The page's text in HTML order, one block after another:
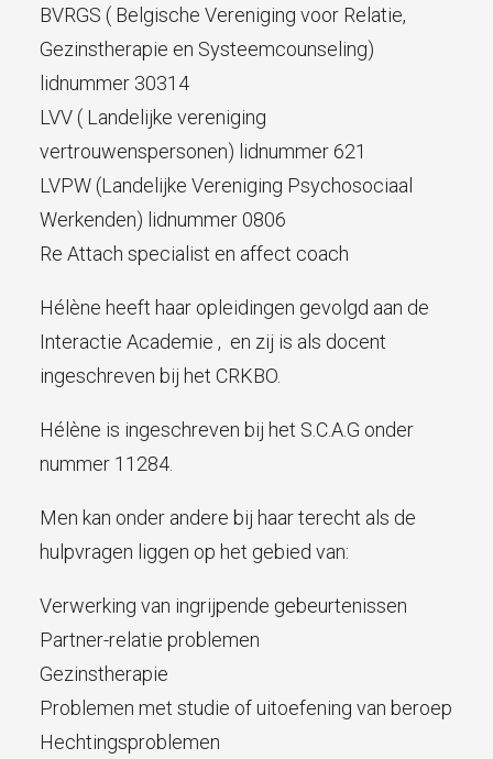
BVRGS ( Belgische Vereniging voor Relatie,
Gezinstherapie en Systeemcounseling)
lidnummer 30314
LVV ( Landelijke vereniging
vertrouwenspersonen) lidnummer 621
LVPW (Landelijke Vereniging Psychosociaal
Werkenden) lidnummer 0806
Re Attach specialist en affect coach
Hélène heeft haar opleidingen gevolgd aan de
Interactie Academie , en zij is als docent
ingeschreven bij het CRKBO.
Hélène is ingeschreven bij het S.C.A.G onder
nummer 11284.
Men kan onder andere bij haar terecht als de
hulpvragen liggen op het gebied van:
Verwerking van ingrijpende gebeurtenissen
Partner-relatie problemen
Gezinstherapie
Problemen met studie of uitoefening van beroep
Hechtingsproblemen